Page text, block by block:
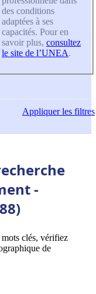
des conditions
adaptées à ses
capacités. Pour en
savoir plus, consultez
le site de l’UNEA.
Appliquerles filtres
-
mots clés, vérifiez
de